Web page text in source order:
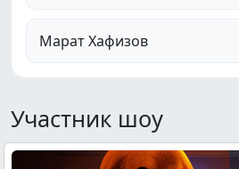
Марат Хафизов
Участник шоу